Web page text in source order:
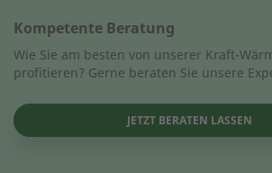
Kompetente Beratung
Wie Sie am besten von unserer Kraft-
profitieren? Gerne beraten Sie unsere
JETZT BERATEN LASSEN